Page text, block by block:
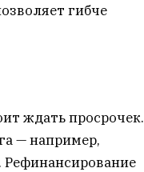
гибче
ждать просрочек.
— например,
Рефинансирование